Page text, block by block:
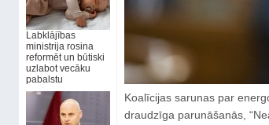
Labklājības
ministrija rosina
reformēt un būtiski
uzlabot vecāku
pabalstu
Koalīcijas sarunas par
draudzīga parunāšanās,